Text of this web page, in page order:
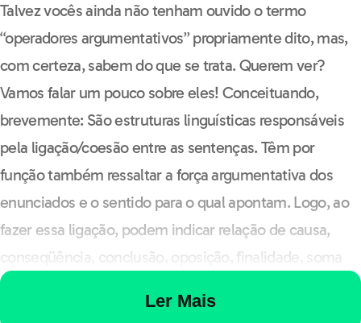
Talvez vocês ainda não tenham ouvido o termo
“operadores argumentativos” propriamente dito, mas,
com certeza, sabem do que se trata. Querem ver?
Vamos falar um pouco sobre eles! Conceituando,
brevemente: São estruturas linguísticas responsáveis
pela ligação/coesão entre as sentenças. Têm por
função também ressaltar a força argumentativa dos
enunciados e o sentido para o qual apontam. Logo, ao
fazer essa ligação, podem indicar relação de causa,
conseqüência, conclusão, oposição, finalidade, soma
de idéias e etc. Por isso, existem diversos tipos de
operadores que proporcionam diferentes sentidos aos
Ler Mais